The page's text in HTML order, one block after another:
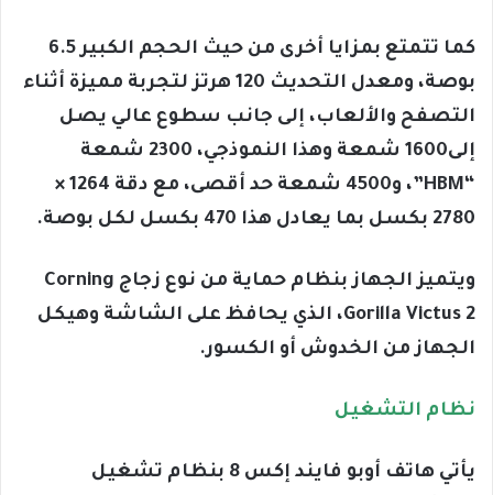
كما تتمتع بمزايا أخرى من حيث الحجم الكبير 6.5
بوصة، ومعدل التحديث 120 هرتز لتجربة مميزة أثناء
التصفح والألعاب، إلى جانب سطوع عالي يصل
إلى1600 شمعة وهذا النموذجي، 2300 شمعة
“HBM”، و4500 شمعة حد أقصى، مع دقة 1264 ×
2780 بكسل بما يعادل هذا 470 بكسل لكل بوصة.
ويتميز الجهاز بنظام حماية من نوع زجاج Corning
Gorilla Victus 2، الذي يحافظ على الشاشة وهيكل
الجهاز من الخدوش أو الكسور.
نظام التشغيل
يأتي هاتف أوبو فايند إكس 8 بنظام تشغيل